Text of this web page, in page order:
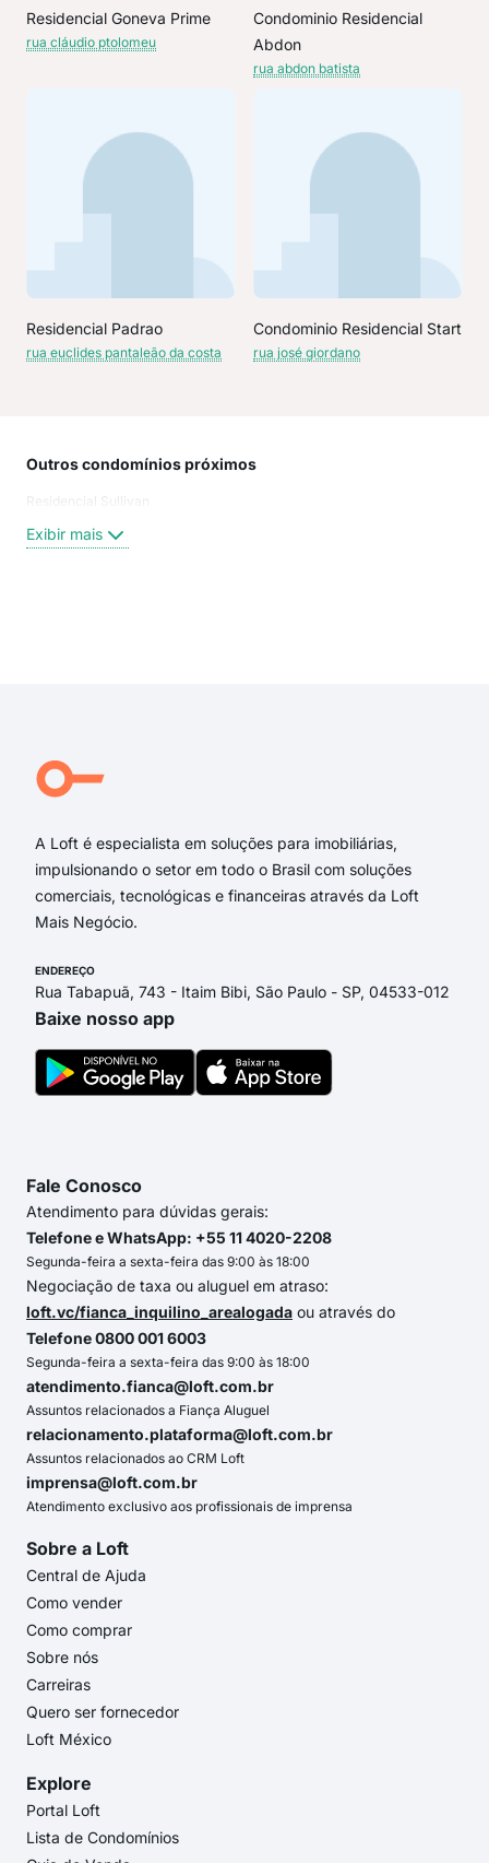
Residencial Goneva Prime
rua cláudio ptolomeu
Condominio Residencial
Abdon
rua abdon batista
Residencial Padrao
rua euclides pantaleão da costa
Condominio Residencial Start
rua josé giordano
Outros condomínios próximos
Residencial Sullivan
Exibir mais
A Loft é especialista em soluções para imobiliárias,
impulsionando o setor em todo o Brasil com soluções
comerciais, tecnológicas e financeiras através da Loft
Mais Negócio.
ENDEREÇO
Rua Tabapuã, 743 - Itaim Bibi, São Paulo - SP, 04533-012
Baixe nosso app
Fale Conosco
Atendimento para dúvidas gerais:
Telefone e WhatsApp: +55 11 4020-2208
Segunda-feira a sexta-feira das 9:00 às 18:00
Negociação de taxa ou aluguel em atraso:
loft.vc/fianca_inquilino_arealogada ou através do
Telefone 0800 001 6003
Segunda-feira a sexta-feira das 9:00 às 18:00
atendimento.fianca@loft.com.br
Assuntos relacionados a Fiança Aluguel
relacionamento.plataforma@loft.com.br
Assuntos relacionados ao CRM Loft
imprensa@loft.com.br
Atendimento exclusivo aos profissionais de imprensa
Sobre a Loft
Central de Ajuda
Como vender
Como comprar
Sobre nós
Carreiras
Quero ser fornecedor
Loft México
Explore
Portal Loft
Lista de Condomínios